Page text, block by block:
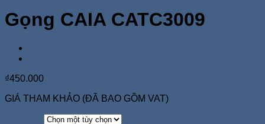
Gọng CAIA CATC3009
₫450.000
GIÁ THAM KHẢO (ĐÃ BAO GỒM VAT)